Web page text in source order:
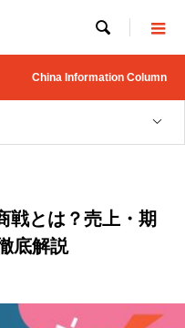

China Information Column
戦とは？売上・期
底解説